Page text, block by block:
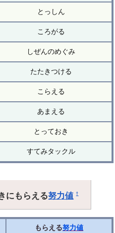
とっしん
ころがる
しぜんのめぐみ
たたきつける
こらえる
あまえる
とっておき
すてみタックル
にもらえる努力値 †
もらえる努力値